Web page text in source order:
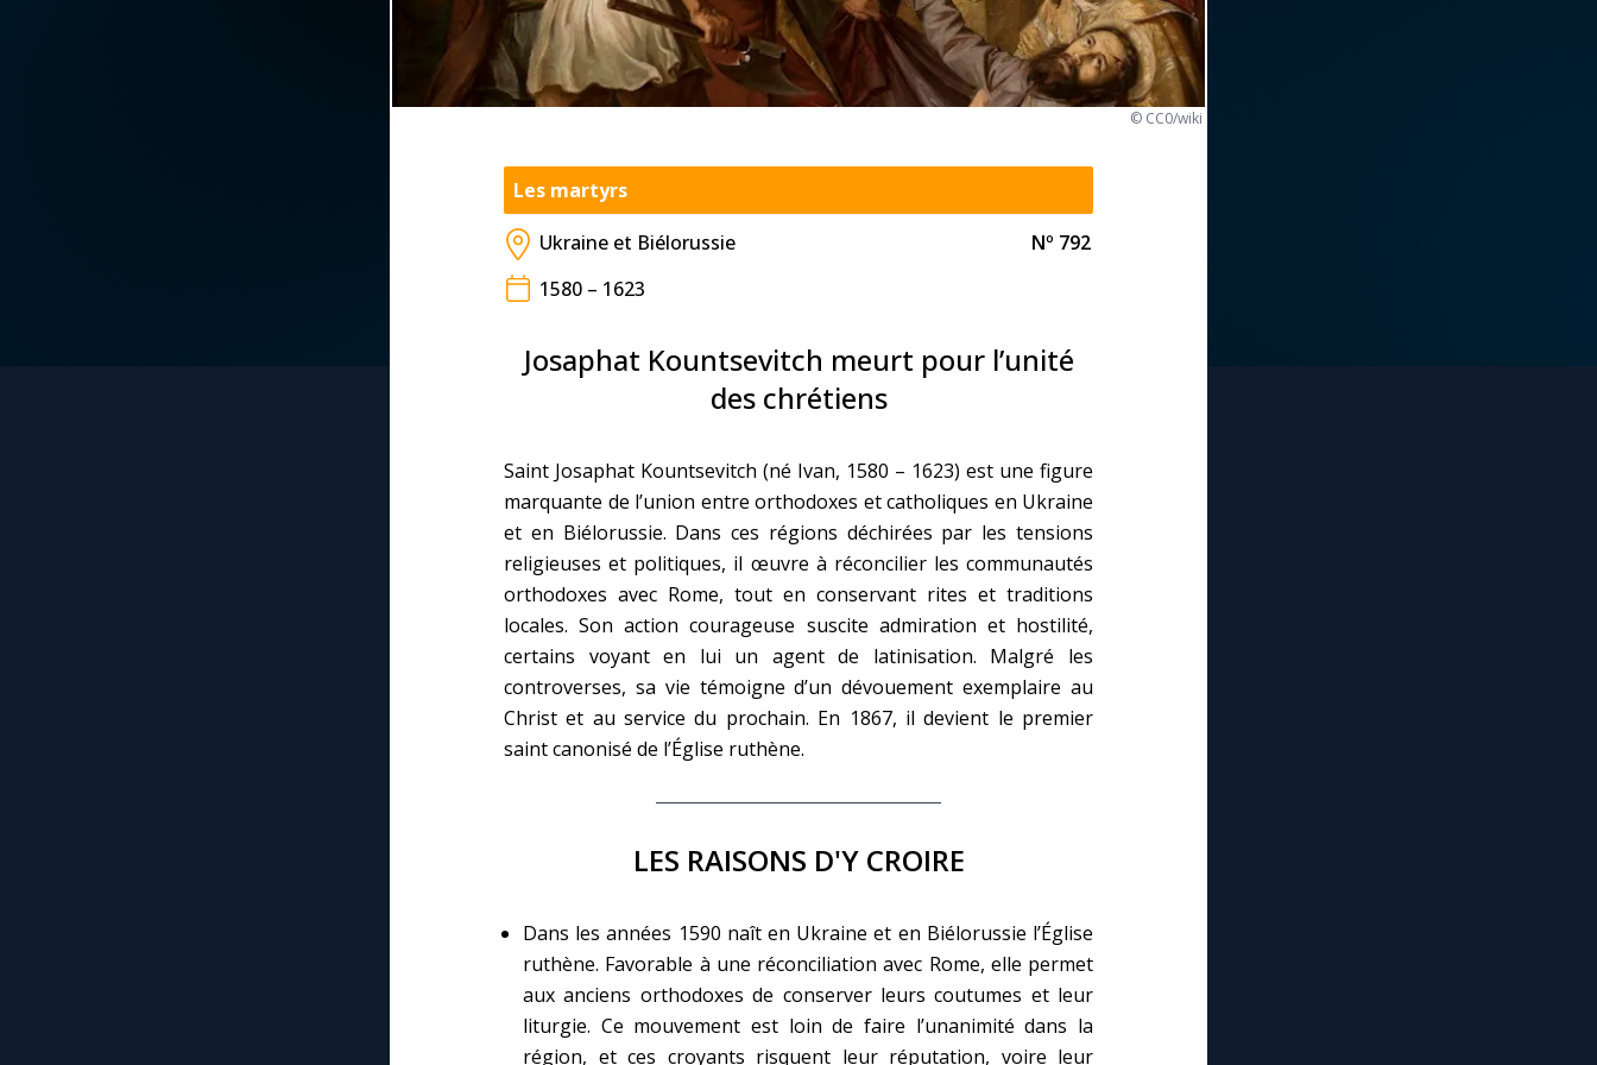
Marie qui défait les
Mes intentions de
Faire un don
Marie de Nazareth
© CC0/wiki
Les martyrs
Ukraine et Biélorussie
Nº 792
1580 – 1623
Josaphat Kountsevitch meurt pour l’unité
des chrétiens
Saint Josaphat Kountsevitch (né Ivan, 1580 – 1623) est une figure
marquante de l’union entre orthodoxes et catholiques en Ukraine
et en Biélorussie. Dans ces régions déchirées par les tensions
religieuses et politiques, il œuvre à réconcilier les communautés
orthodoxes avec Rome, tout en conservant rites et traditions
locales. Son action courageuse suscite admiration et hostilité,
certains voyant en lui un agent de latinisation. Malgré les
controverses, sa vie témoigne d’un dévouement exemplaire au
Christ et au service du prochain. En 1867, il devient le premier
saint canonisé de l’Église ruthène.
LES RAISONS D'Y CROIRE
Dans les années 1590 naît en Ukraine et en Biélorussie l’Église
ruthène. Favorable à une réconciliation avec Rome, elle permet
aux anciens orthodoxes de conserver leurs coutumes et leur
liturgie. Ce mouvement est loin de faire l’unanimité dans la
région, et ces croyants risquent leur réputation, voire leur